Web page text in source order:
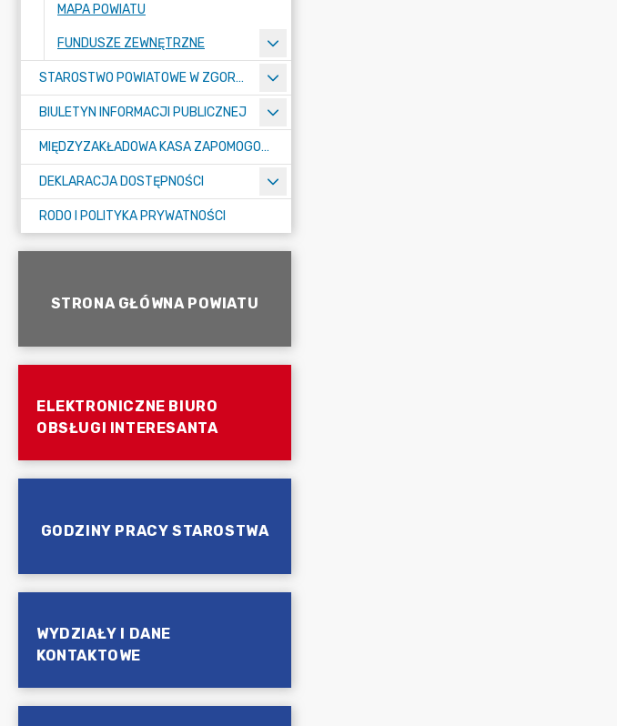
MAPA POWIATU
FUNDUSZE ZEWNĘTRZNE
STAROSTWO POWIATOWE W ZGORZELCU
BIULETYN INFORMACJI PUBLICZNEJ
MIĘDZYZAKŁADOWA KASA ZAPOMOGOWO-POŻYCZKOWA
DEKLARACJA DOSTĘPNOŚCI
RODO I POLITYKA PRYWATNOŚCI
STRONA GŁÓWNA POWIATU
ELEKTRONICZNE BIURO
OBSŁUGI INTERESANTA
GODZINY PRACY STAROSTWA
WYDZIAŁY I DANE
KONTAKTOWE